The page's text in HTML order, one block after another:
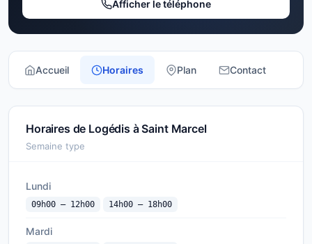
Afficher le téléphone
Accueil Horaires Plan Contact
Horaires de Logédis à Saint Marcel
Semaine type
Lundi
09h00 — 12h00 14h00 — 18h00
Mardi